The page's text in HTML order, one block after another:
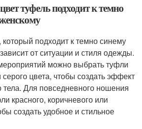
туфель подходит к темно
подходит к темно синему
от ситуации и стиля одежды.
можно выбрать туфли
серого цвета, чтобы создать эффект
тела. Для повседневного ношения
красного, коричневого или
создать удобное и стильное